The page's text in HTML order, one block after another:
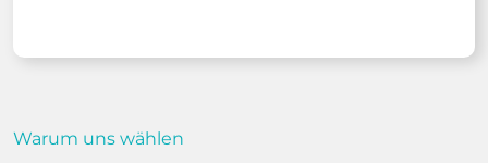
Warum uns wählen